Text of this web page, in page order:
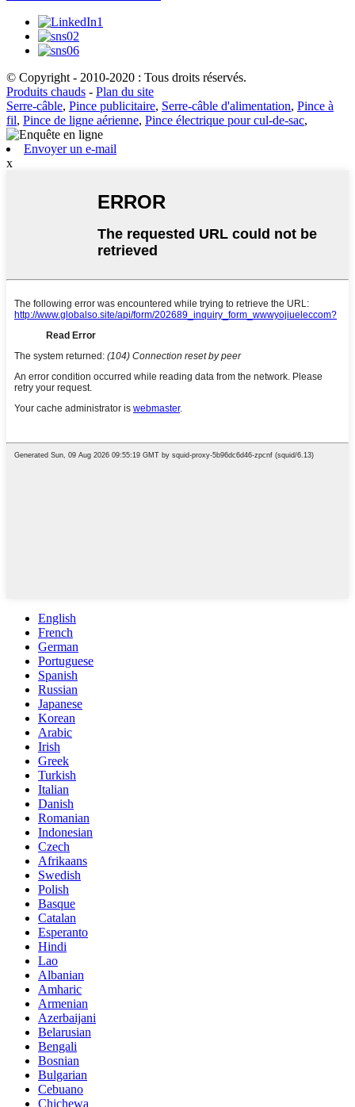
© Copyright - 2010-2020 : Tous droits réservés.
Produits chauds - Plan du site
Serre-câble, Pince publicitaire, Serre-câble d'alimentation, Pince à
fil, Pince de ligne aérienne, Pince électrique pour cul-de-sac,
Envoyer un e-mail
x
English
French
German
Portuguese
Spanish
Russian
Japanese
Korean
Arabic
Irish
Greek
Turkish
Italian
Danish
Romanian
Indonesian
Czech
Afrikaans
Swedish
Polish
Basque
Catalan
Esperanto
Hindi
Lao
Albanian
Amharic
Armenian
Azerbaijani
Belarusian
Bengali
Bosnian
Bulgarian
Cebuano
Chichewa